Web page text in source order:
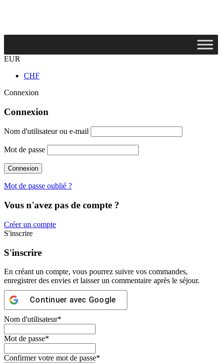
EUR
CHF
Connexion
Connexion
Nom d'utilisateur ou e-mail
Mot de passe
Mot de passe oublié ?
Vous n'avez pas de compte ?
Créer un compte
S'inscrire
S'inscrire
En créant un compte, vous pourrez suivre vos commandes,
enregistrer des envies et laisser un commentaire après le séjour.
Continuer avec Google
Nom d'utilisateur*
Mot de passe*
Confirmer votre mot de passe*